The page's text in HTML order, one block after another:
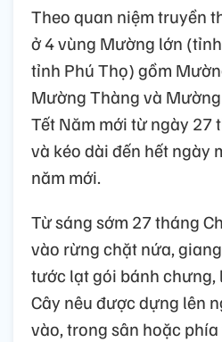
Theo quan niệm truyền
ở 4 vùng Mường lớn
tỉnh Phú Thọ) gồm
Mường Thàng và
Tết Năm mới từ ngày 27
và kéo dài đến hết ngày
năm mới.
Từ sáng sớm 27 tháng
vào rừng chặt nứa,
tước lạt gói bánh chưng,
Cây nêu được dựng lên
vào, trong sân hoặc